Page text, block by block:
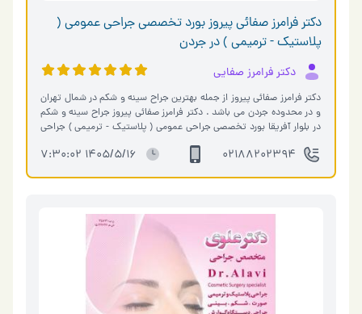
دکتر فرامرز صفائی پیروز بورد تخصصی جراحی عمومی (
پلاستیک - ترمیمی ) در جردن
دکتر فرامرز صفایی
دکتر فرامرز صفائی پیروز از جمله بهترین جراح سینه و شکم در شمال تهران
و در محدوده جردن می باشد . دکتر فرامرز صفائی پیروز جراح سینه و شکم
در بلوار آفریقا بورد تخصصی جراحی عمومی ( پلاستیک - ترمیمی ) جراحی
02188202394
1405/5/16 7:30:02